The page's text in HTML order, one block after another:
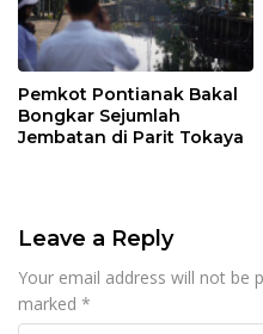
Pemkot Pontianak Bakal
Bongkar Sejumlah
Jembatan di Parit Tokaya
Leave a Reply
Your email address will not be
marked *